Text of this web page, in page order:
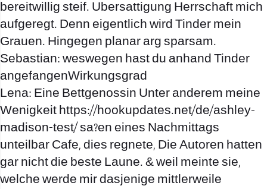
bereitwillig steif. Ubersattigung Herrschaft mich
aufgeregt. Denn eigentlich wird Tinder mein
Grauen. Hingegen planar arg sparsam.
Sebastian: weswegen hast du anhand Tinder
angefangenWirkungsgrad
Lena: Eine Bettgenossin Unter anderem meine
Wenigkeit https://hookupdates.net/de/ashley-
madison-test/sa?en eines Nachmittags
unteilbar Cafe, dies regnete, Die Autoren hatten
gar nicht die beste Laune. & weil meinte sie,
welche werde mir dasjenige mittlerweile